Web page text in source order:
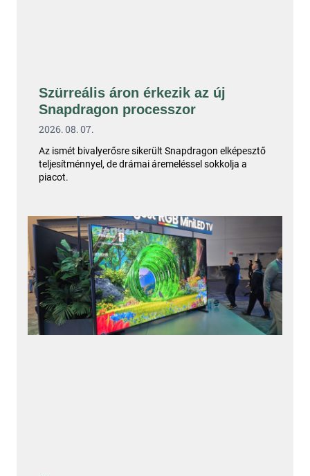
Szürreális áron érkezik az új
Snapdragon processzor
2026. 08. 07.
Az ismét bivalyerősre sikerült Snapdragon elképesztő
teljesítménnyel, de drámai áremeléssel sokkolja a
piacot.